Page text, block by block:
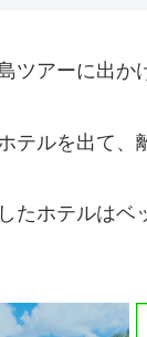
ツアーに出か
テルを出て、
たホテルは